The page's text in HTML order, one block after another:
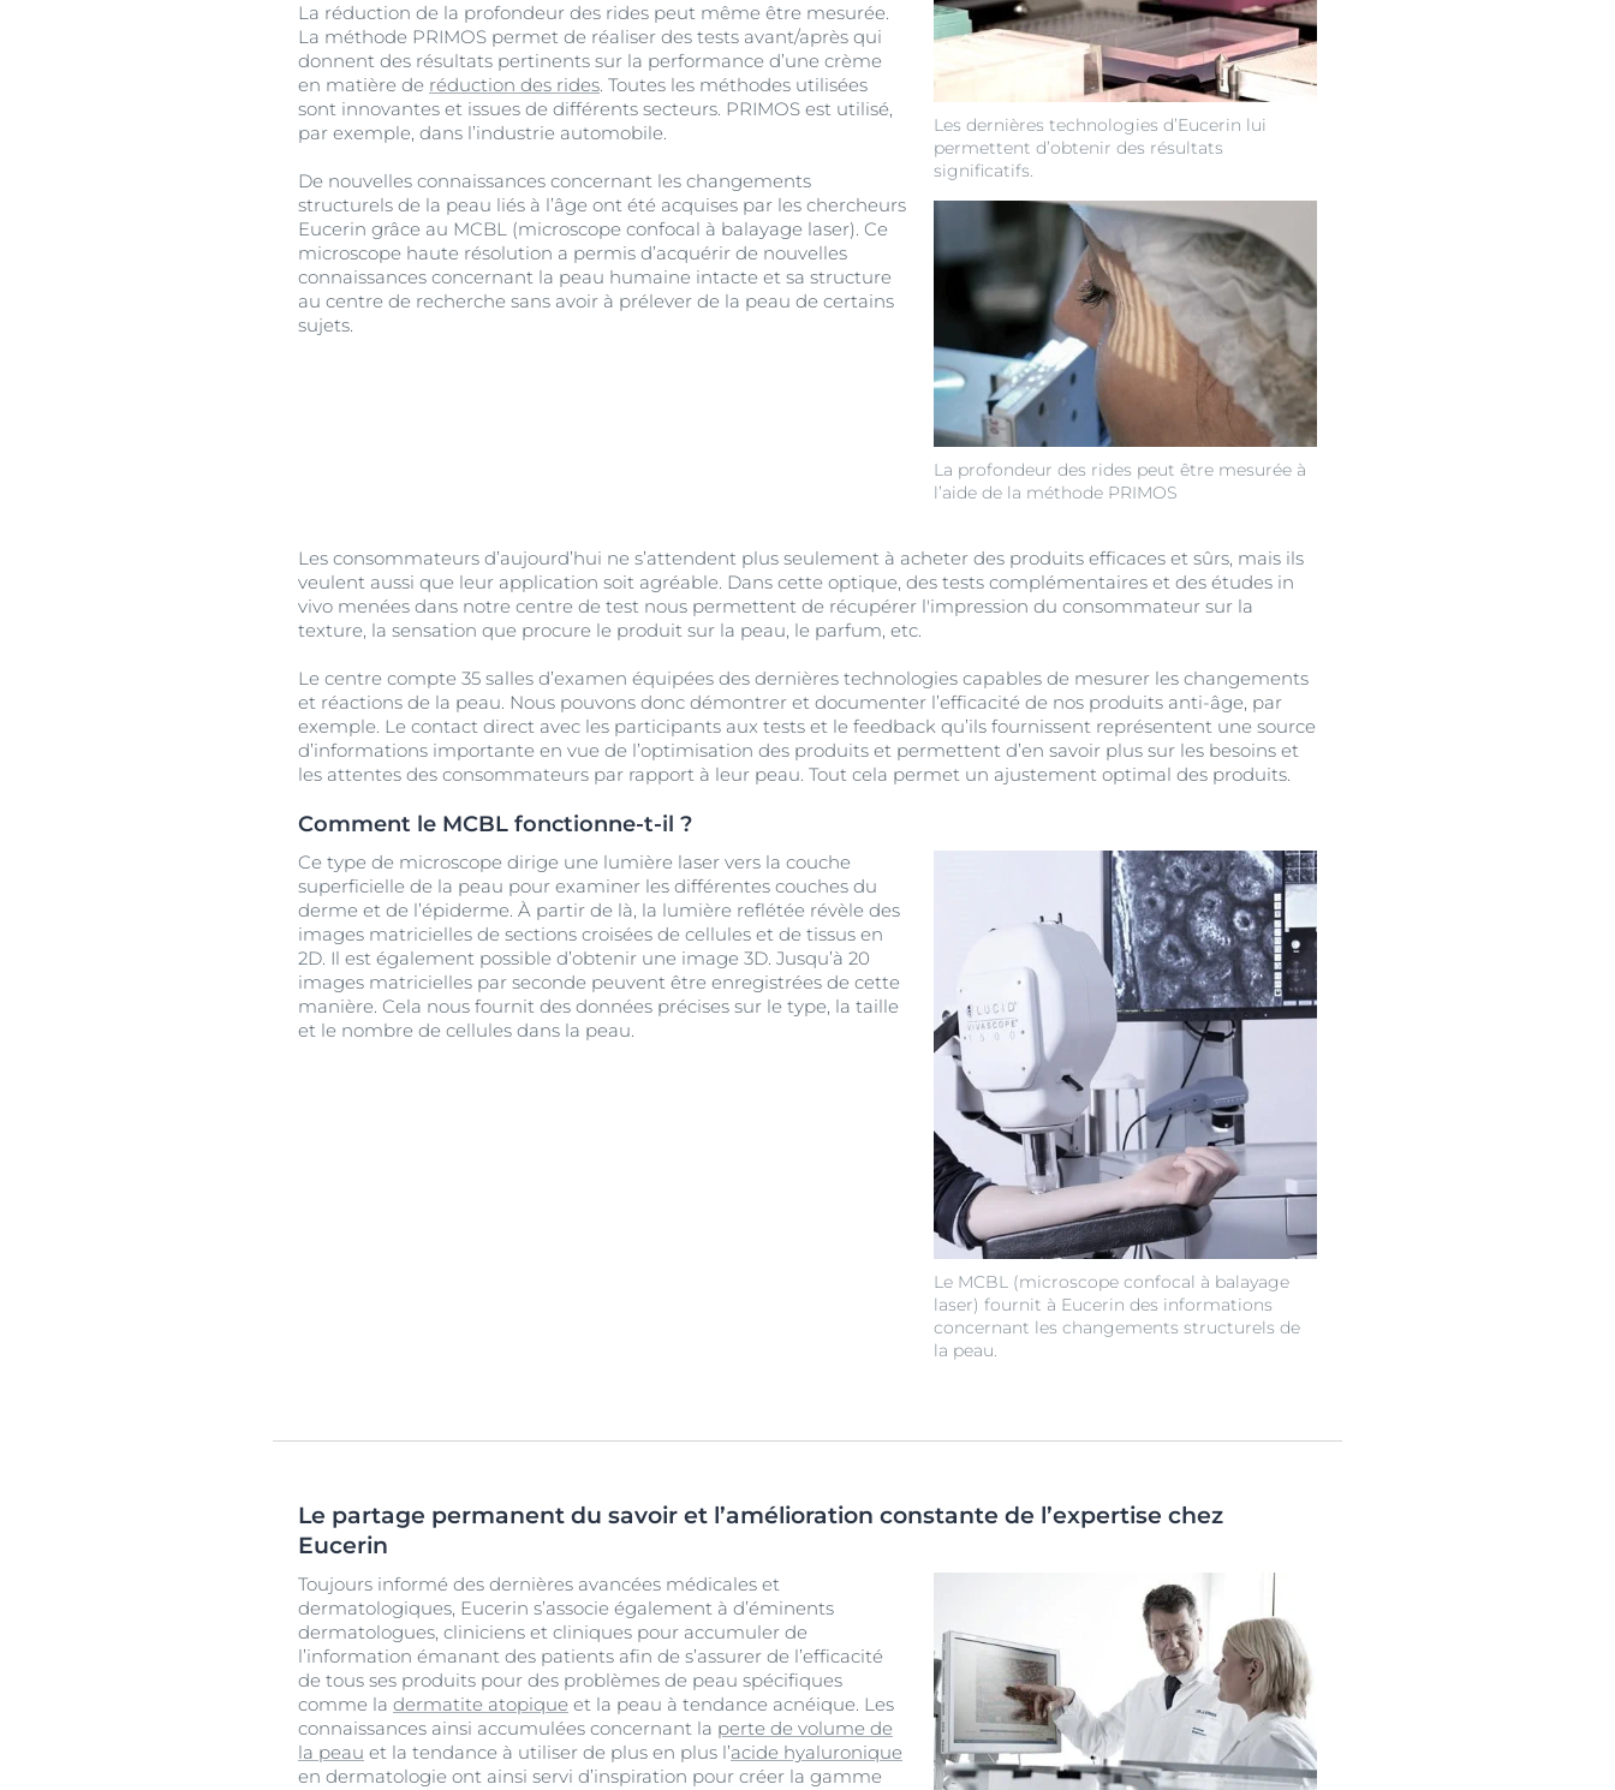
Les dernières technologies d’Eucerin lui
permettent d’obtenir des résultats
significatifs.
La profondeur des rides peut être mesurée à
l’aide de la méthode PRIMOS
La réduction de la profondeur des rides peut même être mesurée.
La méthode PRIMOS permet de réaliser des tests avant/après qui
donnent des résultats pertinents sur la performance d’une crème
en matière de réduction des rides. Toutes les méthodes utilisées
sont innovantes et issues de différents secteurs. PRIMOS est utilisé,
par exemple, dans l’industrie automobile.
De nouvelles connaissances concernant les changements
structurels de la peau liés à l’âge ont été acquises par les chercheurs
Eucerin grâce au MCBL (microscope confocal à balayage laser). Ce
microscope haute résolution a permis d’acquérir de nouvelles
connaissances concernant la peau humaine intacte et sa structure
au centre de recherche sans avoir à prélever de la peau de certains
sujets.
Les consommateurs d’aujourd’hui ne s’attendent plus seulement à acheter des produits efficaces et sûrs, mais ils
veulent aussi que leur application soit agréable. Dans cette optique, des tests complémentaires et des études in
vivo menées dans notre centre de test nous permettent de récupérer l'impression du consommateur sur la
texture, la sensation que procure le produit sur la peau, le parfum, etc.
Le centre compte 35 salles d’examen équipées des dernières technologies capables de mesurer les changements
et réactions de la peau. Nous pouvons donc démontrer et documenter l’efficacité de nos produits anti-âge, par
exemple. Le contact direct avec les participants aux tests et le feedback qu’ils fournissent représentent une source
d’informations importante en vue de l’optimisation des produits et permettent d’en savoir plus sur les besoins et
les attentes des consommateurs par rapport à leur peau. Tout cela permet un ajustement optimal des produits.
Comment le MCBL fonctionne-t-il ?
Le MCBL (microscope confocal à balayage
laser) fournit à Eucerin des informations
concernant les changements structurels de
la peau.
Ce type de microscope dirige une lumière laser vers la couche
superficielle de la peau pour examiner les différentes couches du
derme et de l’épiderme. À partir de là, la lumière reflétée révèle des
images matricielles de sections croisées de cellules et de tissus en
2D. Il est également possible d’obtenir une image 3D. Jusqu’à 20
images matricielles par seconde peuvent être enregistrées de cette
manière. Cela nous fournit des données précises sur le type, la taille
et le nombre de cellules dans la peau.
Le partage permanent du savoir et l’amélioration constante de l’expertise chez
Eucerin
Toujours informé des dernières avancées médicales et
dermatologiques, Eucerin s’associe également à d’éminents
dermatologues, cliniciens et cliniques pour accumuler de
l’information émanant des patients afin de s’assurer de l’efficacité
de tous ses produits pour des problèmes de peau spécifiques
comme la dermatite atopique et la peau à tendance acnéique. Les
connaissances ainsi accumulées concernant la perte de volume de
la peau et la tendance à utiliser de plus en plus l’acide hyaluronique
en dermatologie ont ainsi servi d’inspiration pour créer la gamme